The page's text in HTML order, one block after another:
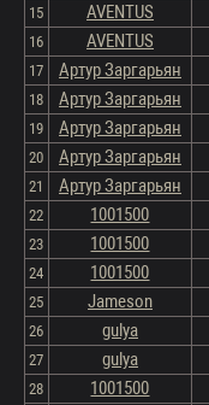
15
AVENTUS
16
AVENTUS
17
Артур Заргарьян
18
Артур Заргарьян
19
Артур Заргарьян
20
Артур Заргарьян
21
Артур Заргарьян
22
1001500
23
1001500
24
1001500
25
Jameson
26
gulya
27
gulya
28
1001500